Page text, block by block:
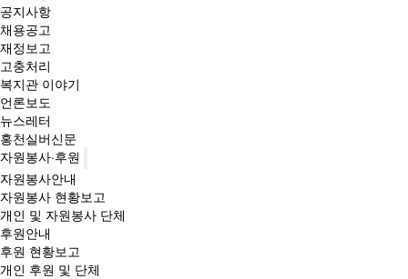
공지사항
채용공고
재정보고
고충처리
복지관 이야기
언론보도
뉴스레터
홍천실버신문
자원봉사·후원
자원봉사안내
자원봉사 현황보고
개인 및 자원봉사 단체
후원안내
후원 현황보고
개인 후원 및 단체